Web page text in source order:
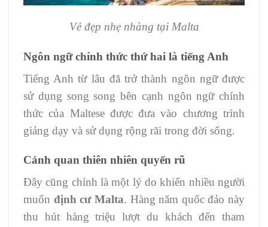
Vẻ đẹp nhẹ nhàng tại Malta
Ngôn ngữ chính thức thứ hai là tiếng Anh
Tiếng Anh từ lâu đã trở thành ngôn ngữ được
sử dụng song song bên cạnh ngôn ngữ chính
thức của Maltese được đưa vào chương trình
giảng dạy và sử dụng rộng rãi trong đời sống.
Cảnh quan thiên nhiên quyến rũ
Đây cũng chính là một lý do khiến nhiều người
muốn định cư Malta. Hàng năm quốc đảo này
thu hút hàng triệu lượt du khách đến tham